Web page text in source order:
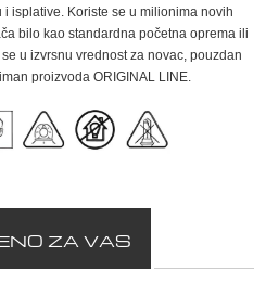
isplative. Koriste se u milionima novih
bilo kao standardna početna oprema ili
u izvrsnu vrednost za novac, pouzdan
proizvoda ORIGINAL LINE.
ZA VAS